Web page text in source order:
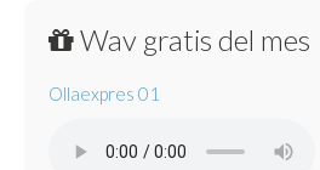
Wav gratis del mes
Ollaexpres 01